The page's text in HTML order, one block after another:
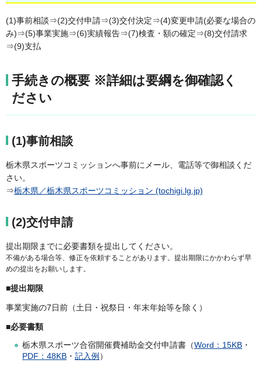
(1)事前相談⇒(2)交付申請⇒(3)交付決定⇒(4)変更申請(必要な場合の
み)⇒(5)事業実施⇒(6)実績報告⇒(7)検査・額の確定⇒(8)交付請求
⇒(9)支払
手続きの概要 ※詳細は要綱を御確認く
ださい
(1)事前相談
栃木県スポーツコミッションへ事前にメール、電話等で御相談くだ
さい。
⇒栃木県／栃木県スポーツコミッション (tochigi.lg.jp)
(2)交付申請
提出期限までに必要書類を提出してください。
不備がある場合等、修正を依頼することがあります。提出期限にかかわらず早
めの提出をお願いします。
■提出期限
事業実施の7日前（土日・祝祭日・年末年始等を除く）
■必要書類
栃木県スポーツ合宿開催費補助金交付申請書（Word：15KB ・
PDF：48KB ・ 記入例 ）